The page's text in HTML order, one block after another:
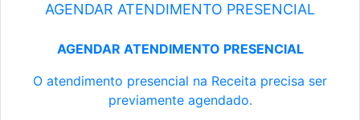
AGENDAR ATENDIMENTO PRESENCIAL
AGENDAR ATENDIMENTO PRESENCIAL
O atendimento presencial na Receita precisa ser
previamente agendado.